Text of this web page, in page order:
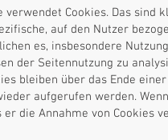
verwendet Cookies. Das sind
auf den Nutzer
es, insbesondere
der Seitennutzung zu
bleiben über das Ende
aufgerufen werden.
er die Annahme von Cookies